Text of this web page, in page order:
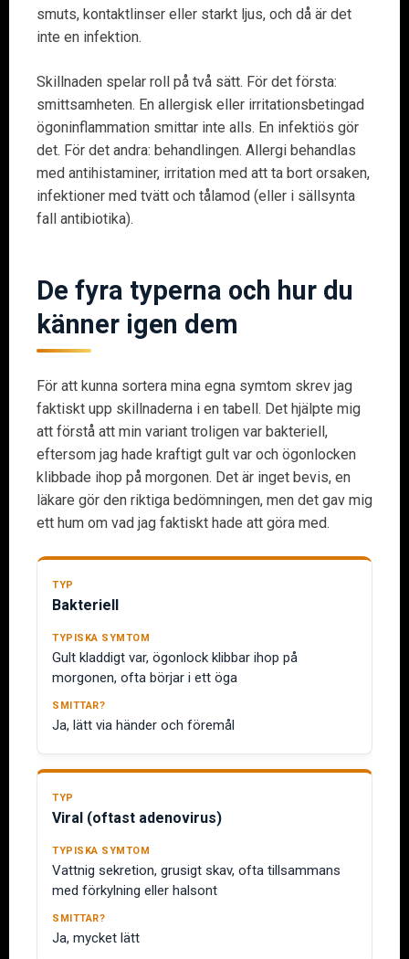
smuts, kontaktlinser eller starkt ljus, och då är det
inte en infektion.
Skillnaden spelar roll på två sätt. För det första:
smittsamheten. En allergisk eller irritationsbetingad
ögoninflammation smittar inte alls. En infektiös gör
det. För det andra: behandlingen. Allergi behandlas
med antihistaminer, irritation med att ta bort orsaken,
infektioner med tvätt och tålamod (eller i sällsynta
fall antibiotika).
De fyra typerna och hur du
känner igen dem
För att kunna sortera mina egna symtom skrev jag
faktiskt upp skillnaderna i en tabell. Det hjälpte mig
att förstå att min variant troligen var bakteriell,
eftersom jag hade kraftigt gult var och ögonlocken
klibbade ihop på morgonen. Det är inget bevis, en
läkare gör den riktiga bedömningen, men det gav mig
ett hum om vad jag faktiskt hade att göra med.
Bakteriell
Gult kladdigt var, ögonlock klibbar ihop på
morgonen, ofta börjar i ett öga
Ja, lätt via händer och föremål
Viral (oftast adenovirus)
Vattnig sekretion, grusigt skav, ofta tillsammans
med förkylning eller halsont
Ja, mycket lätt